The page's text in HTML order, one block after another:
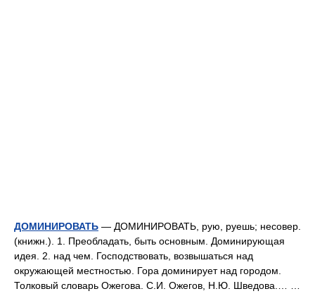
ДОМИНИРОВАТЬ — ДОМИНИРОВАТЬ, рую, руешь; несовер.
(книжн.). 1. Преобладать, быть основным. Доминирующая
идея. 2. над чем. Господствовать, возвышаться над
окружающей местностью. Гора доминирует над городом.
Толковый словарь Ожегова. С.И. Ожегов, Н.Ю. Шведова.… …